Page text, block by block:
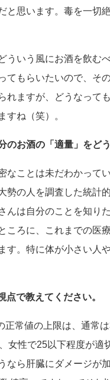
と思います。毒を一切
ういう風にお酒を飲む
てもらいたいので、そ
れますが、どうなって
すね（笑）。
お酒の「適量」をど
なことは未だわかって
勢の人を調査した統計
んは自分のことを知り
ころに、これまでの医
す。特に体が小さい人
で教えてください。
正常値の上限は、通常
女性で25以下程度が適
なら肝臓にダメージが